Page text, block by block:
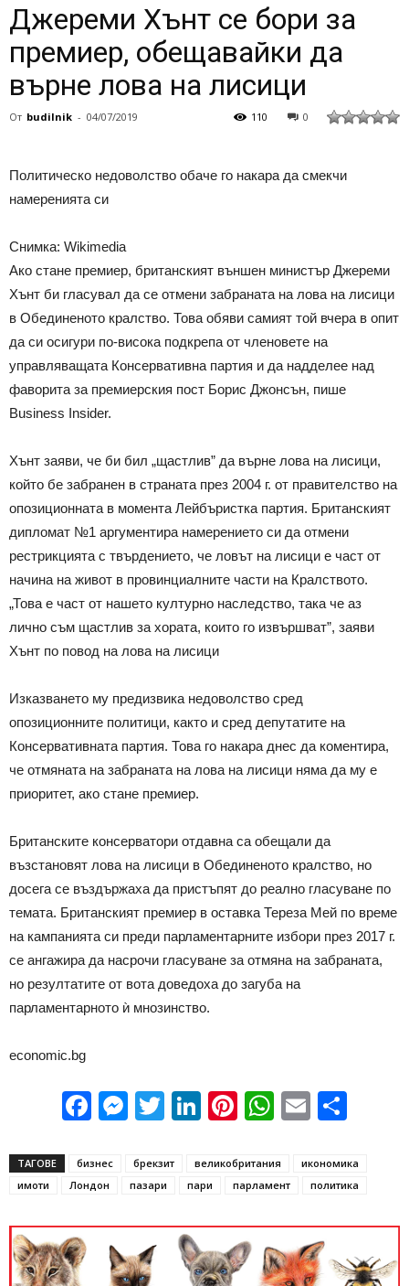
Джереми Хънт се бори за
премиер, обещавайки да
върне лова на лисици
От budilnik - 04/07/2019 0
110
Политическо недоволство обаче го накара да смекчи
намеренията си
Снимка: Wikimedia
Ако стане премиер, британският външен министър Джереми
Хънт би гласувал да се отмени забраната на лова на лисици
в Обединеното кралство. Това обяви самият той вчера в опит
да си осигури по-висока подкрепа от членовете на
управляващата Консервативна партия и да надделее над
фаворита за премиерския пост Борис Джонсън, пише
Business Insider.
Хънт заяви, че би бил „щастлив” да върне лова на лисици,
който бе забранен в страната през 2004 г. от правителство на
опозиционната в момента Лейбъристка партия. Британският
дипломат №1 аргументира намерението си да отмени
рестрикцията с твърдението, че ловът на лисици е част от
начина на живот в провинциалните части на Кралството.
„Това е част от нашето културно наследство, така че аз
лично съм щастлив за хората, които го извършват”, заяви
Хънт по повод на лова на лисици
Изказването му предизвика недоволство сред
опозиционните политици, както и сред депутатите на
Консервативната партия. Това го накара днес да коментира,
че отмяната на забраната на лова на лисици няма да му е
приоритет, ако стане премиер.
Британските консерватори отдавна са обещали да
възстановят лова на лисици в Обединеното кралство, но
досега се въздържаха да пристъпят до реално гласуване по
темата. Британският премиер в оставка Тереза Мей по време
на кампанията си преди парламентарните избори през 2017 г.
се ангажира да насрочи гласуване за отмяна на забраната,
но резултатите от вота доведоха до загуба на
парламентарното ѝ мнозинство.
economic.bg
Facebook
Messenger
Twitter
LinkedIn
Pinterest
WhatsApp
Email
ТАГОВЕ бизнес брекзит великобритания
икономика
имоти
Лондон пазари пари парламент политика